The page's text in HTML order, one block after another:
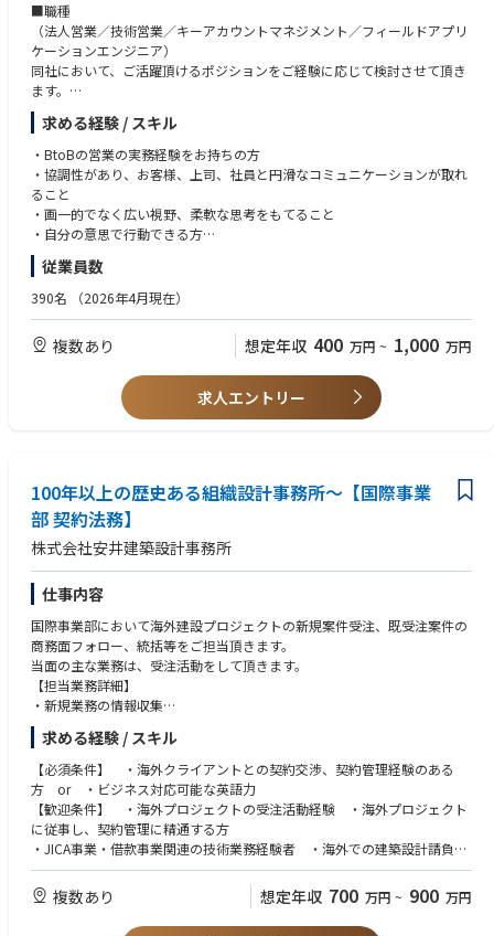
■職種
（法人営業／技術営業／キーアカウントマネジメント／フィールドアプリ
ケーションエンジニア）
同社において、ご活躍頂けるポジションをご経験に応じて検討させて頂き
ます。
仕事内容は面接を通じて決定致しますが、詳細に関しては担当までお問合
せ下さい。
【扱う製品について】
当社の手がける3つの事業のうち、いずれかに配属の予定です。配属事業
の分野により、扱う商品が異なります。
■パワーエレクトロニクス
ノートパソコンやゲーム機の電源アダプタなどを扱います。業界内では有
機メーカーのOEMやODMの商品も手がけています。
■インフラストラクチャー
電気自動車向けのEV関連製品や、太陽光発電のシステムに関わる商品を扱
います。近年環境問題などが注目されていることもあり、将来性のある
分野です。
工場やビルの自動化に関わる商品を扱います。例えば電子部品の製造で
は、ほんの小さなホコリが商品の品質を左右するため、製造ラインの自動
当社の営業は、数社の大手企業を担当し、新商品の開発段階から納品まで
伴走するスタイルです。中には、老若男女に大人気のゲーム機を扱う会社
や、日本屈指の電子機器メーカーも。場合によっては、1社を数名の営業
で担当することもあります。
【お任せする業務について】
顧客からの依頼を中国・台湾のエンジニアに伝え、仕様などを調整。とき
には、コンペ資料の作成やプレゼン、予算・品質管理を行なうことも。新
商品の企画段階から携わります。
求める経験 / スキル
・BtoBの営業の実務経験をお持ちの方
・協調性があり、お客様、上司、社員と円滑なコミュニケーションが取れ
ること
・画一的でなく広い視野、柔軟な思考をもてること
・自分の意思で行動できる方
【歓迎】
電子機器メーカーやエネルギー業界での実務経験（年数不問）をお持ちの
方は、歓迎いたします。また、英語や中国語を話せる方は業務に活かして
従業員数
390名 （2026年4月現在）
複数あり 想定年収 400 万円 ~ 1,000 万円
求人エントリー
100年以上の歴史ある組織設計事務所～【国際事業
部 契約法務】
株式会社安井建築設計事務所
仕事内容
国際事業部において海外建設プロジェクトの新規案件受注、既受注案件の
商務面フォロー、統括等をご担当頂きます。
当面の主な業務は、受注活動をして頂きます。
【担当業務詳細】
・新規業務の情報収集
・契約対応（契約書作成、リーガルチェック、契約交渉）
・海外現地の税務、会計対応
東京事務所または大阪事務所から出張ベースでの対応になります。
【過去の実績】 https://www.yasui-archi.co.jp/works/overseas/overse
a/
求める経験 / スキル
【必須条件】 ・海外クライアントとの契約交渉、契約管理経験のある
方 or ・ビジネス対応可能な英語力
【歓迎条件】 ・海外プロジェクトの受注活動経験 ・海外プロジェクト
に従事し、契約管理に精通する方
・JICA事業・借款事業関連の技術業務経験者 ・海外での建築設計請負営
業経験 ・資本金5億円以上の企業と取引実績のある方
複数あり 想定年収 700 万円 ~ 900 万円